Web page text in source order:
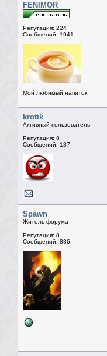
FENIMOR
Репутация: 224
Сообщений: 1941
Мой любимый напиток
krotik
Активный пользователь
Репутация: 8
Сообщений: 187
Spawn
Житель форума
Репутация: 8
Сообщений: 836